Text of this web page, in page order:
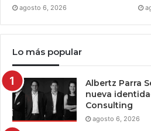
agosto 6, 2026
Lo más popular
Albertz Parra
nueva
Consulting
agosto 6, 2026